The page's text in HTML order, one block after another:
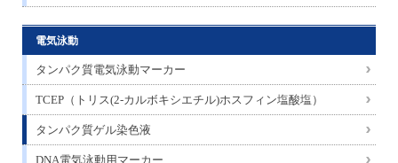
電気泳動
タンパク質電気泳動マーカー
TCEP（トリス(2-カルボキシエチル)ホスフィン塩酸塩）
タンパク質ゲル染色液
DNA電気泳動用マーカー